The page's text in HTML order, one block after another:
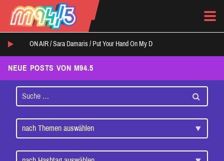
ON AIR / Sara Damaris / Put Your Hand On My D
NEUE POSTS VON M94.5